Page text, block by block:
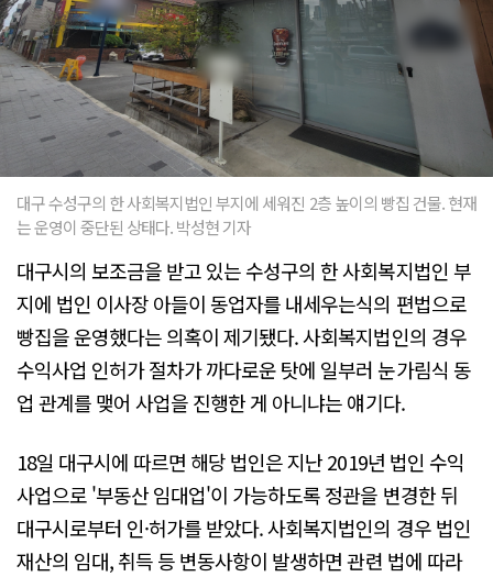
대구 수성구의 한 사회복지법인 부지에 세워진 2층 높이의 빵집 건물. 현재
는 운영이 중단된 상태다. 박성현 기자
대구시의 보조금을 받고 있는 수성구의 한 사회복지법인 부
지에 법인 이사장 아들이 동업자를 내세우는식의 편법으로
빵집을 운영했다는 의혹이 제기됐다. 사회복지법인의 경우
수익사업 인허가 절차가 까다로운 탓에 일부러 눈가림식 동
업 관계를 맺어 사업을 진행한 게 아니냐는 얘기다.
18일 대구시에 따르면 해당 법인은 지난 2019년 법인 수익
사업으로 '부동산 임대업'이 가능하도록 정관을 변경한 뒤
대구시로부터 인·허가를 받았다. 사회복지법인의 경우 법인
재산의 임대, 취득 등 변동사항이 발생하면 관련 법에 따라